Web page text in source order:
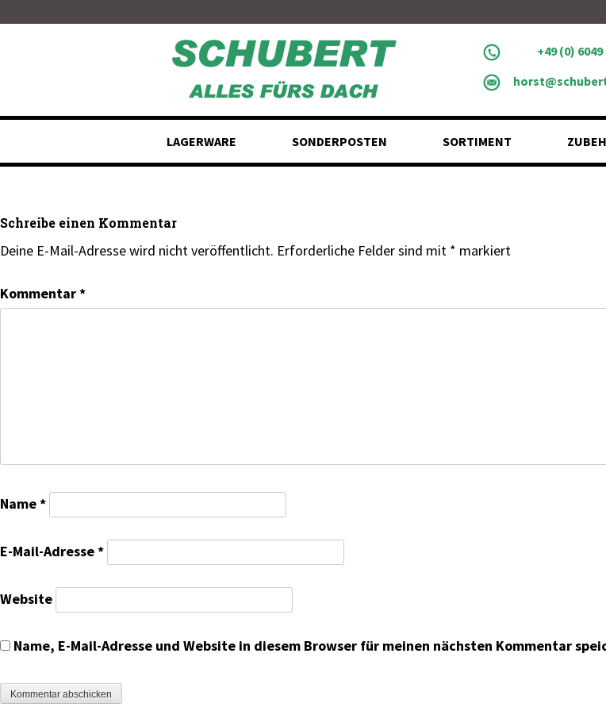
+49 (0)
LAGERWARE SONDERPOSTEN SORTIMENT
Schreibe einen Kommentar
Deine E-Mail-Adresse wird nicht veröffentlicht. Erforderliche Felder sind mit * markiert
Kommentar*
Name*
E-Mail-Adresse*
Website
Name, E-Mail-Adresse und Website in diesem Browser für meinen nächsten Kommentar